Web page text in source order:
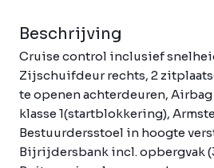
Beschrijving
Cruise control inclusief
Zijschuifdeur rechts, 2
te openen achterdeuren, Airbag
klasse 1(startblokkering),
Bestuurdersstoel in hoogte
Bijrijdersbank incl. opbergvak